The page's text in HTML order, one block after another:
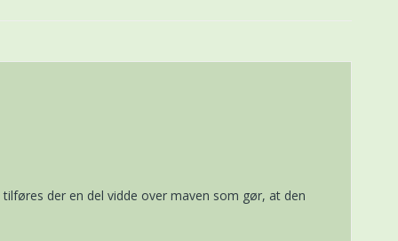
der en del vidde over maven som gør, at den